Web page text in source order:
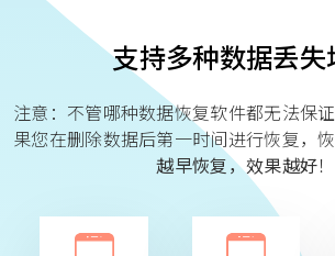
支持多种数据丢失
注意：不管哪种数据恢复软件都无法保
果您在删除数据后第一时间进行恢复，
越早恢复，效果越好！